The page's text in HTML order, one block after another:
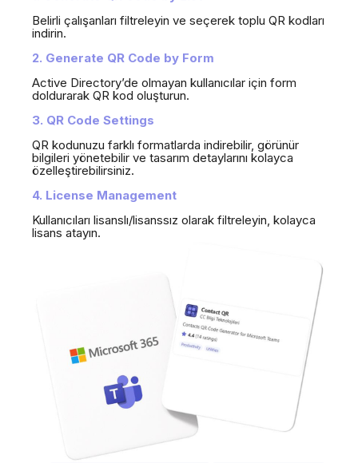
Belirli çalışanları filtreleyin ve seçerek toplu QR kodları
indirin.
2. Generate QR Code by Form
Active Directory’de olmayan kullanıcılar için form
doldurarak QR kod oluşturun.
3. QR Code Settings
QR kodunuzu farklı formatlarda indirebilir, görünür
bilgileri yönetebilir ve tasarım detaylarını kolayca
özelleştirebilirsiniz.
4. License Management
Kullanıcıları lisanslı/lisanssız olarak filtreleyin, kolayca
lisans atayın.